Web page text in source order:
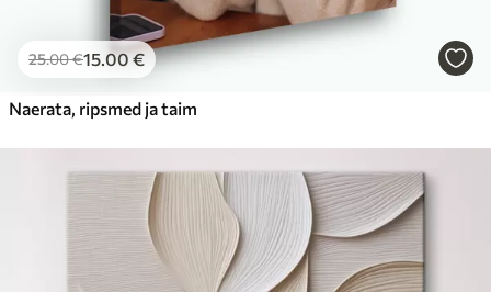
25.00€15 .00€
Naerata, ripsmed ja taim